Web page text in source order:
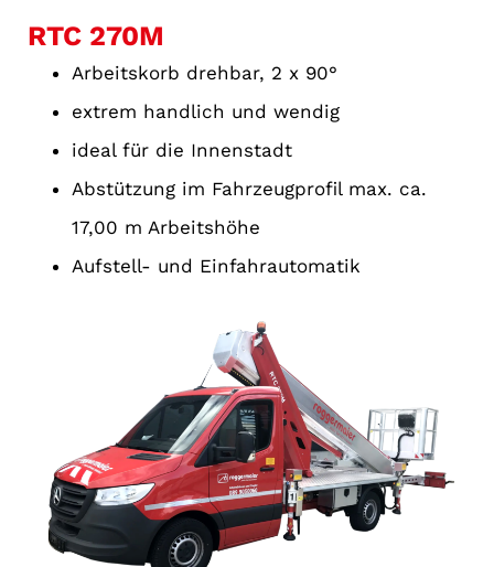
RTC 270M
Arbeitskorb drehbar, 2 x 90°
extrem handlich und wendig
ideal für die Innenstadt
Abstützung im Fahrzeugprofil max. ca.
17,00 m Arbeitshöhe
Aufstell- und Einfahrautomatik